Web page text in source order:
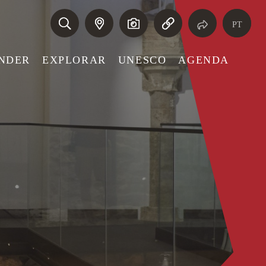
EXPLORAR UNESCO AGENDA
PT